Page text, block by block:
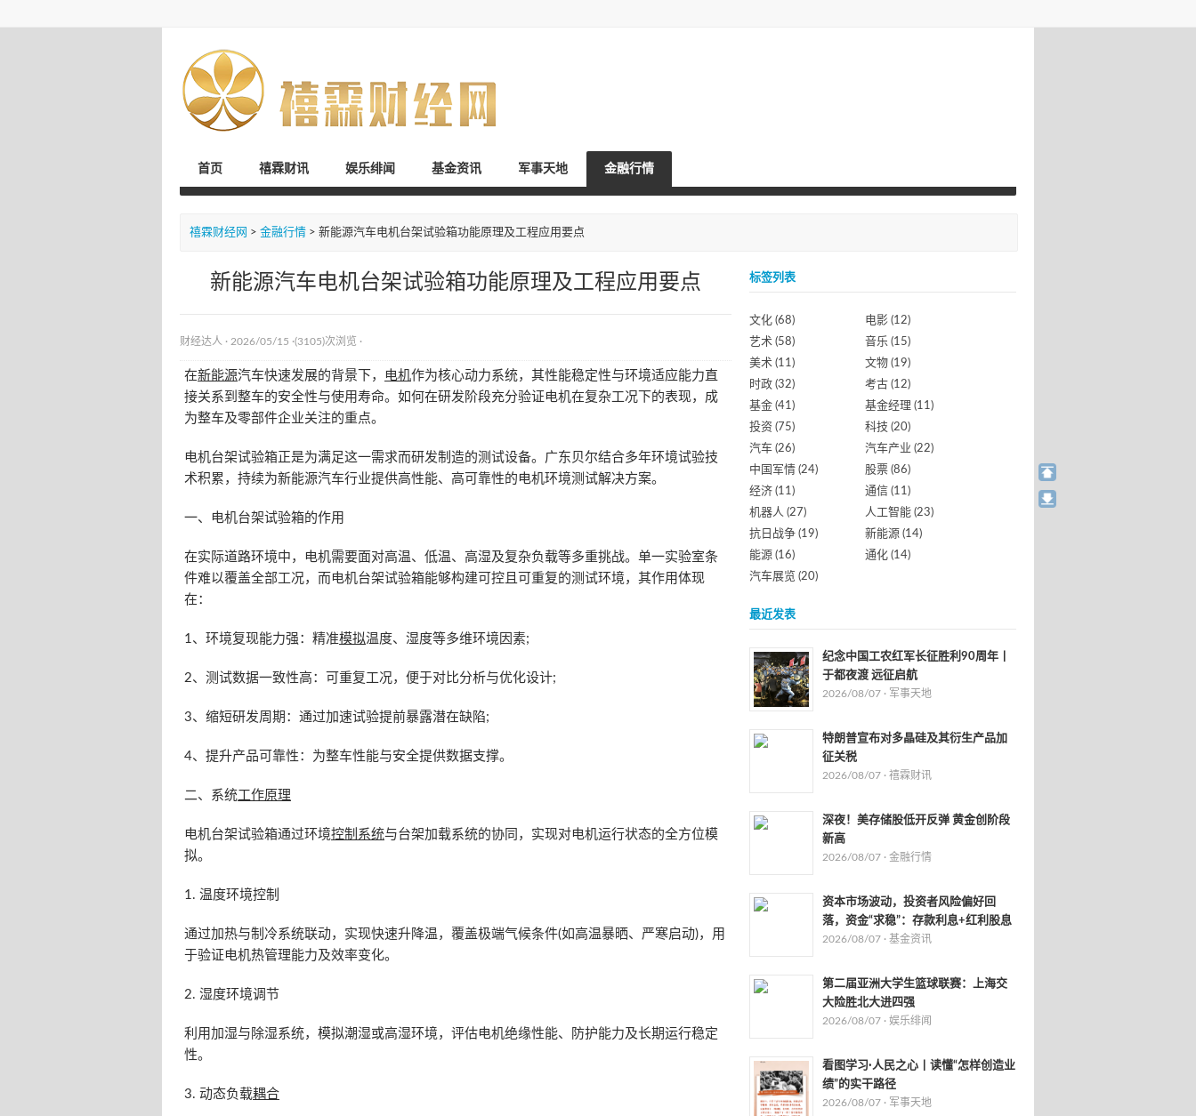
首页 禧霖财讯 娱乐绯闻 基金资讯 军事天地 金融行情
禧霖财经网 > 金融行情 > 新能源汽车电机台架试验箱功能原理及工程应用要点
新能源汽车电机台架试验箱功能原理及工程应用要点
财经达人 · 2026/05/15 ·(3105)次浏览 ·
在新能源汽车快速发展的背景下， 电机作为核心动力系统，其性能稳定性与环境适应能力直
接关系到整车的安全性与使用寿命。如何在研发阶段充分验证电机在复杂工况下的表现，成
为整车及零部件企业关注的重点。
电机台架试验箱正是为满足这一需求而研发制造的测试设备。广东贝尔结合多年环境试验技
术积累，持续为新能源汽车行业提供高性能、高可靠性的电机环境测试解决方案。
一、电机台架试验箱的作用
在实际道路环境中，电机需要面对高温、低温、高湿及复杂负载等多重挑战。单一实验室条
件难以覆盖全部工况，而电机台架试验箱能够构建可控且可重复的测试环境，其作用体现
在：
1、环境复现能力强：精准模拟温度、湿度等多维环境因素;
2、测试数据一致性高：可重复工况，便于对比分析与优化设计;
3、缩短研发周期：通过加速试验提前暴露潜在缺陷;
4、提升产品可靠性：为整车性能与安全提供数据支撑。
二、系统工作原理
电机台架试验箱通过环境控制系统与台架加载系统的协同，实现对电机运行状态的全方位模
拟。
1. 温度环境控制
通过加热与制冷系统联动，实现快速升降温，覆盖极端气候条件(如高温暴晒、严寒启动)，用
于验证电机热管理能力及效率变化。
2. 湿度环境调节
利用加湿与除湿系统，模拟潮湿或高湿环境，评估电机绝缘性能、防护能力及长期运行稳定
性。
3. 动态负载耦合
标签列表
文化 (68) 电影 (12)
艺术 (58) 音乐 (15)
美术 (11) 文物 (19)
时政 (32) 考古 (12)
基金 (41) 基金经理 (11)
投资 (75) 科技 (20)
汽车 (26) 汽车产业 (22)
中国军情 (24) 股票 (86)
经济 (11) 通信 (11)
机器人 (27) 人工智能 (23)
抗日战争 (19) 新能源 (14)
能源 (16) 通化 (14)
汽车展览 (20)
最近发表
纪念中国工农红军长征胜利90周年丨
于都夜渡 远征启航
2026/08/07 · 军事天地
特朗普宣布对多晶硅及其衍生产品加
征关税
2026/08/07 · 禧霖财讯
深夜！美存储股低开反弹 黄金创阶段
新高
2026/08/07 · 金融行情
资本市场波动，投资者风险偏好回
落，资金“求稳”：存款利息+红利股息
2026/08/07 · 基金资讯
第二届亚洲大学生篮球联赛：上海交
大险胜北大进四强
2026/08/07 · 娱乐绯闻
看图学习·人民之心丨读懂“怎样创造业
绩”的实干路径
2026/08/07 · 军事天地